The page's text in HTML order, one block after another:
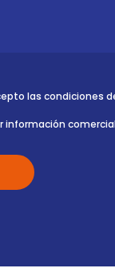
las condiciones
información